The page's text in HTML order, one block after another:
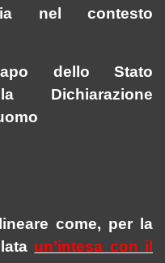
nel contesto
dello Stato
Dichiarazione
come, per la
un’intesa con il